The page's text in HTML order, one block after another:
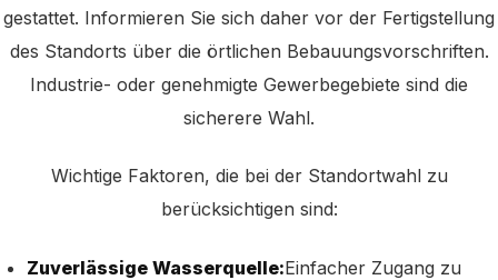
gestattet. Informieren Sie sich daher vor der Fertigstellung
des Standorts über die örtlichen Bebauungsvorschriften.
Industrie- oder genehmigte Gewerbegebiete sind die
sicherere Wahl.
Wichtige Faktoren, die bei der Standortwahl zu
berücksichtigen sind:
Zuverlässige Wasserquelle:Einfacher Zugang zu